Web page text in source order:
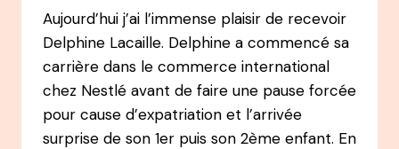
FAIT
1
MARATHON
JOUR
PENDANT
110
Aujourd’hui j’ai l’immense plaisir de recevoir
Delphine Lacaille. Delphine a commencé sa
carrière dans le commerce international
chez Nestlé avant de faire une pause forcée
pour cause d’expatriation et l’arrivée
surprise de son 1er puis son 2ème enfant. En